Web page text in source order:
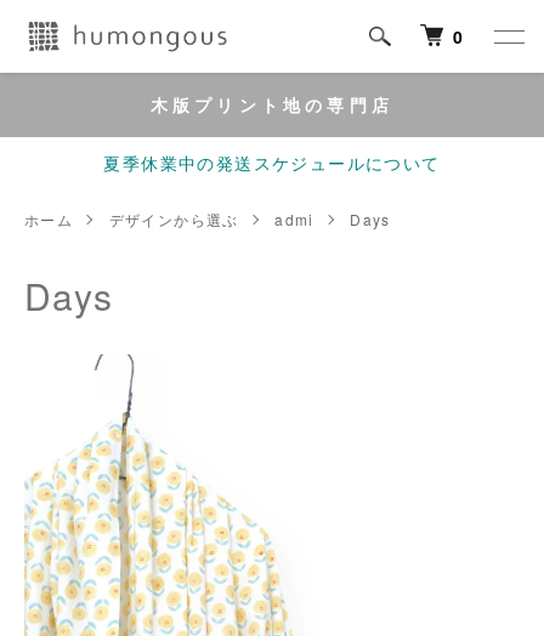
0
木版プリント地の専門店
夏季休業中の発送スケジュールについて
ホーム デザインから選ぶ admi Days
Days